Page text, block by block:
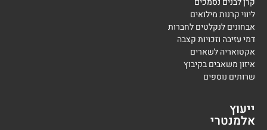
ליווי קרנות מילואים
אבחונים לנקלטים לחברות
דמי עזיבה וזכויות קצבה
אקטואריה לשארים
איזון משאבים בקיבוץ
שרותים נוספים
ייעוץ
אלמנטרי